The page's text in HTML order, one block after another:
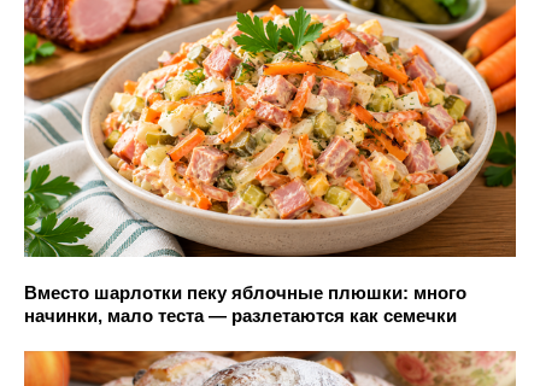
Вместо шарлотки пеку яблочные плюшки: много
начинки, мало теста — разлетаются как семечки